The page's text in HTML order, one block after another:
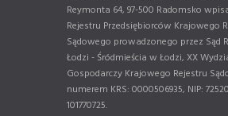
Reymonta 64, 97-500 Radomsko
Rejestru Przedsiębiorców Krajowego
Sądowego prowadzonego przez Sąd
Łodzi - Śródmieścia w Łodzi, XX
Gospodarczy Krajowego Rejestru
numerem KRS: 0000506935, NIP:
101770725.